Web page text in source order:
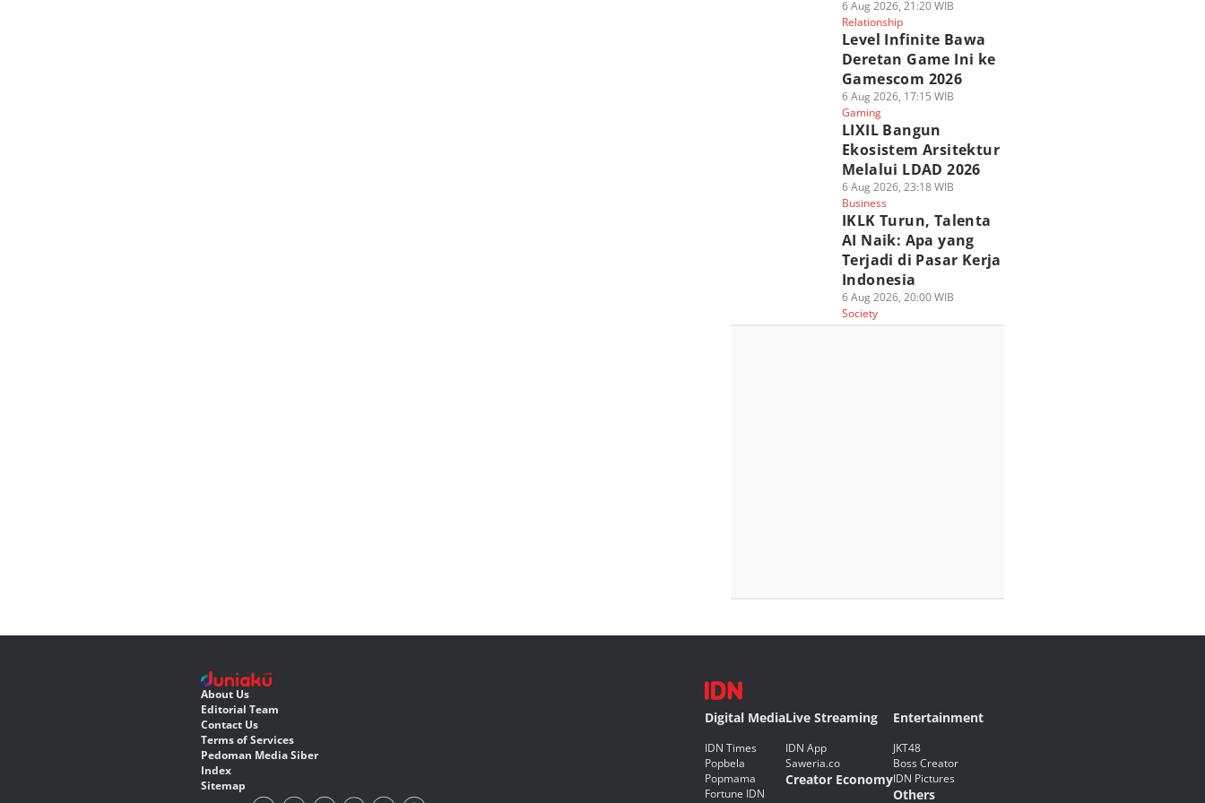
6 Aug 2026, 21:20 WIB
Relationship
Level Infinite Bawa
Deretan Game Ini ke
Gamescom 2026
6 Aug 2026, 17:15 WIB
Gaming
LIXIL Bangun
Ekosistem Arsitektur
Melalui LDAD 2026
6 Aug 2026, 23:18 WIB
Business
IKLK Turun, Talenta
AI Naik: Apa yang
Terjadi di Pasar Kerja
Indonesia
6 Aug 2026, 20:00 WIB
Society
About Us
Editorial Team
Contact Us
Terms of Services
Pedoman Media Siber
Index
Sitemap
Digital Media
IDN Times
Popbela
Popmama
Fortune IDN
Live Streaming
IDN App
Saweria.co
Creator Economy
Entertainment
JKT48
Boss Creator
IDN Pictures
Others